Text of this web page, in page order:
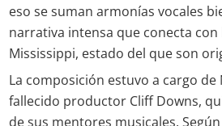
eso se suman armonías vocales
narrativa intensa que conecta con
Mississippi, estado del que son
La composición estuvo a cargo
fallecido productor Cliff Downs,
de sus mentores musicales.